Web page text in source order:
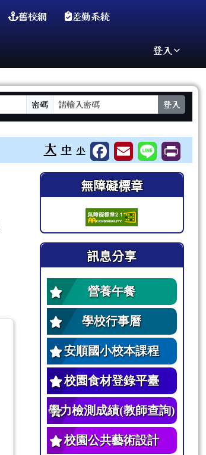
舊校網 差勤系統
登入
密碼 登入
⏸
大 中 小
右邊區域內容
無障礙標章
訊息分享
營養午餐
學校行事曆
安順國小校本課程
校園食材登錄平臺
學力檢測成績(教師查詢)
校園公共藝術設計